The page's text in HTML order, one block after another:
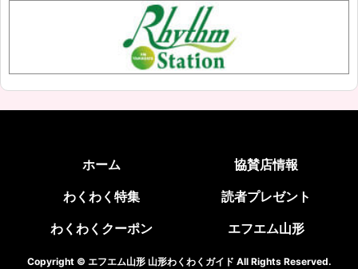
ホーム
協賛店情報
わくわく特集
読者プレゼント
わくわくクーポン
エフエム山形
Copyright © エフエム山形 山形わくわくガイド All Rights Reserved.